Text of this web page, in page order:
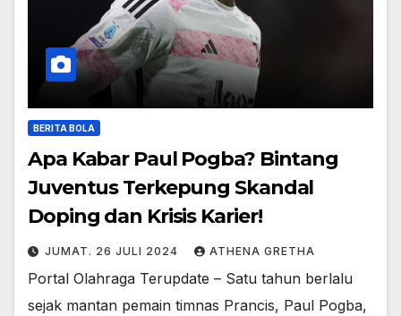
BERITA BOLA
Apa Kabar Paul Pogba? Bintang
Juventus Terkepung Skandal
Doping dan Krisis Karier!
JUMAT. 26 JULI 2024 ATHENA GRETHA
Portal Olahraga Terupdate – Satu tahun berlalu
sejak mantan pemain timnas Prancis, Paul Pogba,